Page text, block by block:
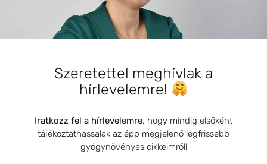
HÍRLEVÉL
HÍRLEVÉL FELIRATKOZÁS
az alábbi nyilatkozatot:
Hozzájárulok, hogy az
Szeretettel meghívlak a
hírlevelemre!
Iratkozz fel a hírlevelemre, hogy mindig elsőként
tájékoztathassalak az épp megjelenő legfrissebb
gyógynövényes cikkeimről!